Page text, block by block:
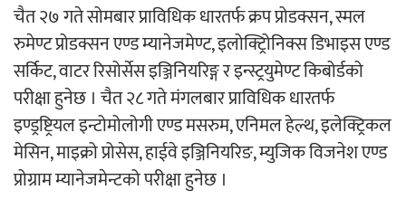
चैत २७ गते सोमबार प्राविधिक धारतर्फ क्रप प्रोडक्सन, स्मल
रुमेण्ट प्रोडक्सन एण्ड म्यानेजमेण्ट, इलोक्ट्रिोनिक्स डिभाइस एण्ड
सर्किट, वाटर रिसोर्सेस इञ्जिनियरिङ्ग र इन्स्ट्रयुमेण्ट किबोर्डको
परीक्षा हुनेछ । चैत २८ गते मंगलबार प्राविधिक धारतर्फ
इण्ड्रष्ट्रियल इन्टोमोलोगी एण्ड मसरुम, एनिमल हेल्थ, इलेक्ट्रिकल
मेसिन, माइक्रो प्रोसेस, हाईवे इञ्जिनियरिङ, म्युजिक विजनेश एण्ड
प्रोग्राम म्यानेजमेन्टको परीक्षा हुनेछ ।